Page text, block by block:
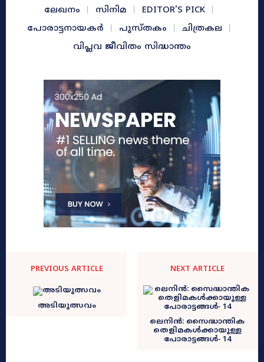
ലേഖനം സിനിമ
EDITOR'S PICK
പോരാട്ടനായകർ
പുസ്തകം
ചിത്രകല
വിപ്ലവ ജീവിതം സിദ്ധാന്തം
PREVIOUS ARTICLE
അടിയുത്സവം
NEXT ARTICLE
ലെനിൻ: സൈദ്ധാന്തിക
തെളിമകൾക്കായുള്ള
പോരാട്ടങ്ങൾ‐ 14